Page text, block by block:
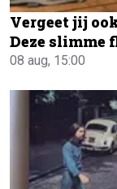
Vergeet jij
Deze slimme
08 aug, 15:00